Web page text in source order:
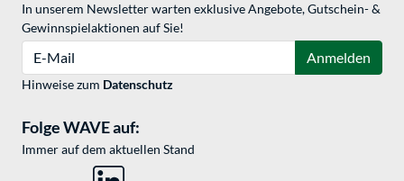
In unserem Newsletter warten exklusive Angebote, Gutschein- &
Gewinnspielaktionen auf Sie!
Anmelden
Hinweise zum Datenschutz
Folge WAVE auf:
Immer auf dem aktuellen Stand